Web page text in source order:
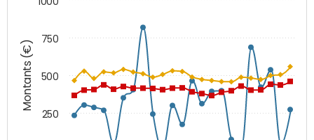
Montants (€)
250
500
750